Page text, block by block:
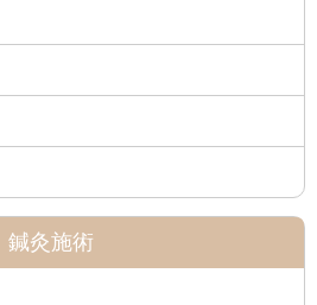
鍼灸施術